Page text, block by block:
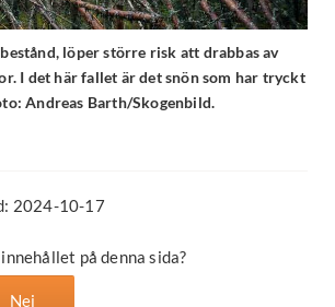
löper större risk att drabbas av
I det här fallet är det snön som har tryckt
Andreas Barth/Skogenbild.
2024-10-17
på denna sida?